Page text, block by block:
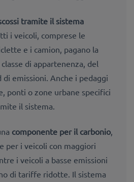
tramite il sistema
i veicoli, comprese le
e i camion, pagano la
di appartenenza, del
di emissioni. Anche i pedaggi
ponti o zone urbane specifici
il sistema.
componente per il carbonio
per i veicoli con maggiori
i veicoli a basse emissioni
di tariffe ridotte. Il sistema